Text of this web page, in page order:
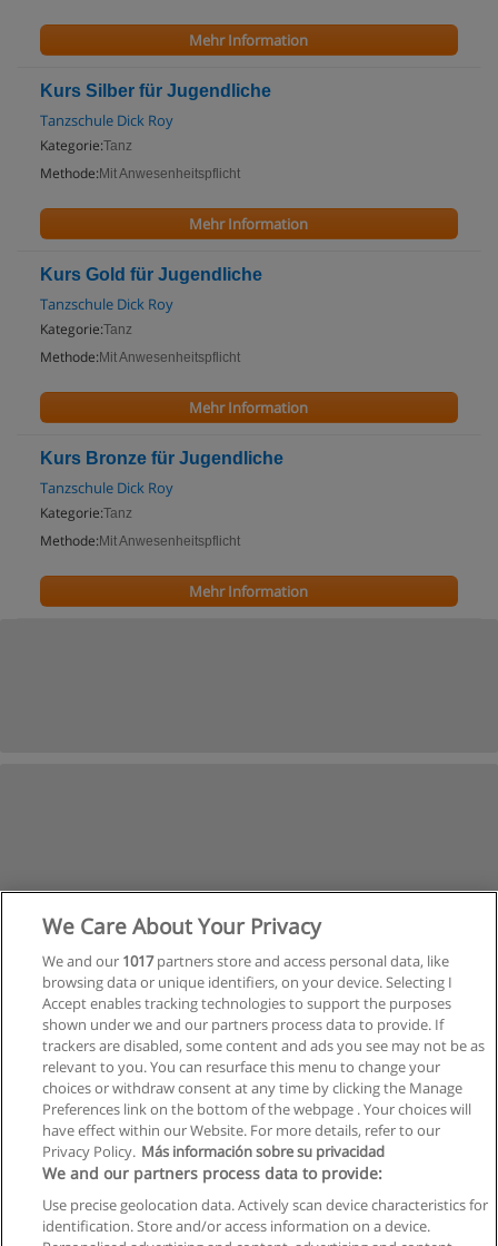
Mehr Information
Kurs Silber für Jugendliche
Tanzschule Dick Roy
Kategorie:Tanz
Methode: Mit Anwesenheitspflicht
Mehr Information
Kurs Gold für Jugendliche
Tanzschule Dick Roy
Kategorie:Tanz
Methode: Mit Anwesenheitspflicht
Mehr Information
Kurs Bronze für Jugendliche
Tanzschule Dick Roy
Kategorie:Tanz
Methode: Mit Anwesenheitspflicht
Mehr Information
Nächste
Seite1 von33
Allgemeinen geschäftsbedingungen
We Care About Your Privacy
We and our 1017partners store and access personal data, like
browsing data or unique identifiers, on your device. Selecting I
Accept enables tracking technologies to support the purposes
shown under we and our partners process data to provide. If
trackers are disabled, some content and ads you see may not be as
relevant to you. You can resurface this menu to change your
choices or withdraw consent at any time by clicking the Manage
Preferences link on the bottom of the webpage . Your choices will
have effect within our Website. For more details, refer to our
Privacy Policy. Más información sobre su privacidad
We and our partners process data to provide:
Use precise geolocation data. Actively scan device characteristics for
identification. Store and/or access information on a device.